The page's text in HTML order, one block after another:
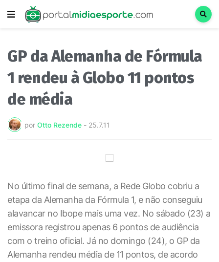
GP da Alemanha de Fórmula
1 rendeu à Globo 11 pontos
de média
por Otto Rezende - 25.7.11
No último final de semana, a Rede Globo cobriu a
etapa da Alemanha da Fórmula 1, e não conseguiu
alavancar no Ibope mais uma vez. No sábado (23) a
emissora registrou apenas 6 pontos de audiência
com o treino oficial. Já no domingo (24), o GP da
Alemanha rendeu média de 11 pontos, de acordo